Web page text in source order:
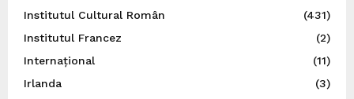
Institutul Cultural Român
(431)
Institutul Francez
(2)
Internațional
(11)
Irlanda
(3)